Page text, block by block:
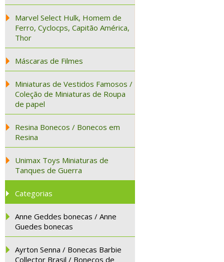
Marvel Select Hulk, Homem de
Ferro, Cyclocps, Capitão América,
Thor
Máscaras de Filmes
Miniaturas de Vestidos Famosos /
Coleção de Miniaturas de Roupa
de papel
Resina Bonecos / Bonecos em
Resina
Unimax Toys Miniaturas de
Tanques de Guerra
Categorias
Anne Geddes bonecas / Anne
Guedes bonecas
Ayrton Senna / Bonecas Barbie
Collector Brasil / Bonecos de